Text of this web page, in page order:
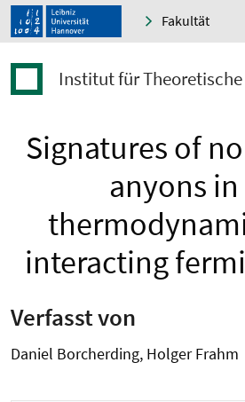
Fakultät
Institut für
Signatures of
anyons
interacting
Verfasst von
Daniel Borcherding, Holger Frahm